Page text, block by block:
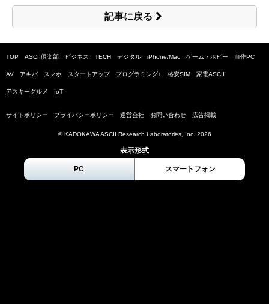
記事に戻る
TOP ASCII倶楽部 ビジネス TECH デジタル iPhone/Mac ゲーム・ホビー 自作PC
AV アキバ スマホ スタートアップ プログラミング+ 格安SIM 家電ASCII
アスキーグルメ IoT
サイトポリシー プライバシーポリシー 運営会社 お問い合わせ 広告掲載
© KADOKAWA ASCII Research Laboratories, Inc. 2026
表示形式
PC スマートフォン